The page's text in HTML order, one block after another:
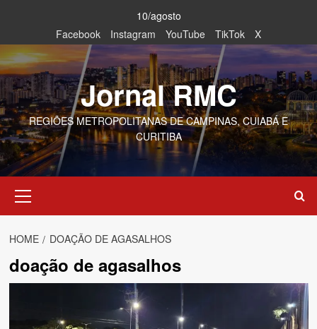
content
10/agosto
Facebook
Instagram YouTube TikTok X
Jornal RMC
REGIÕES METROPOLITANAS DE CAMPINAS, CUIABÁ E
CURITIBA
Menu
HOME DOAÇÃO DE AGASALHOS
doação de agasalhos